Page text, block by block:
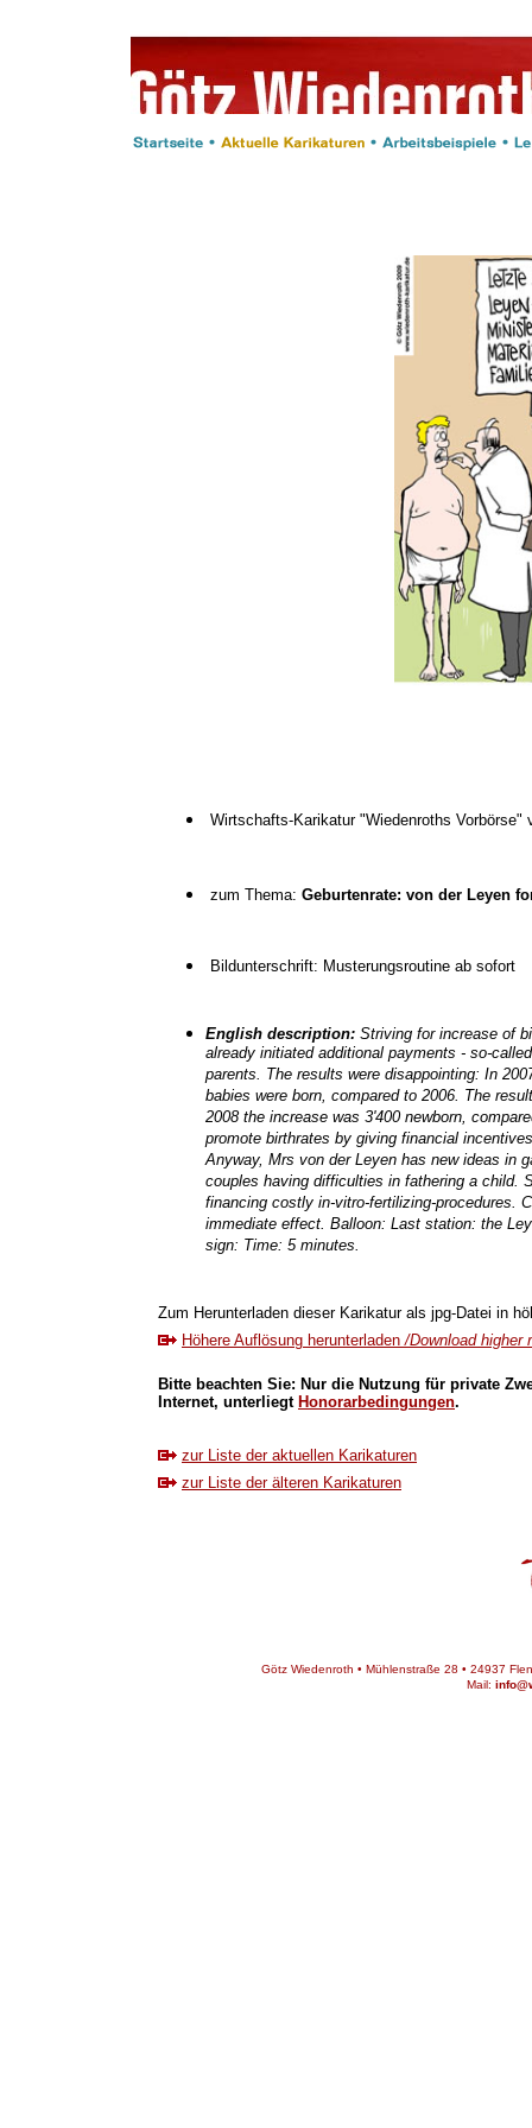
Wirtschafts-Karikatur "Wiedenroths Vorbörse"
zum Thema: Geburtenrate: von der Leyen
Bildunterschrift: Musterungsroutine ab sofort
English description: Striving for increase of
already initiated additional payments - so-
parents. The results were disappointing: In
babies were born, compared to 2006. The
2008 the increase was 3'400 newborn,
promote birthrates by giving financial
Anyway, Mrs von der Leyen has new ideas in
couples having difficulties in fathering a child.
financing costly in-vitro-fertilizing-procedures.
immediate effect. Balloon: Last station: the
sign: Time: 5 minutes.
Zum Herunterladen dieser Karikatur als jpg-Datei in
Höhere Auflösung herunterladen/Download higher
Bitte beachten Sie: Nur die Nutzung für private
Internet, unterliegt Honorarbedingungen.
zur Liste der aktuellen Karikaturen
zur Liste der älteren Karikaturen
Götz Wiedenroth • Mühlenstraße 28 • 24937
Mail: